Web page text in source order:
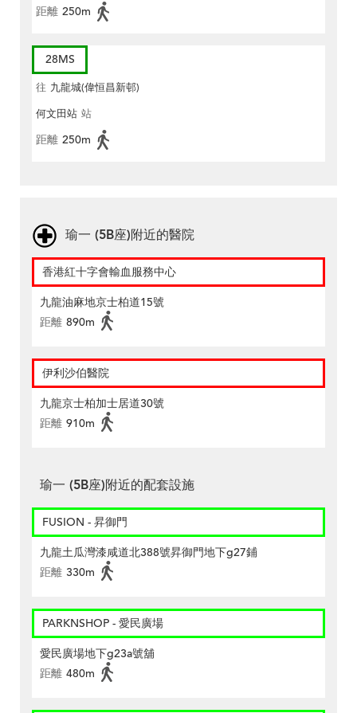
距離 250m
28MS
往 九龍城(偉恒昌新邨)
何文田站 站
距離 250m
瑜一 (5B座)附近的醫院
香港紅十字會輸血服務中心
九龍油麻地京士柏道15號
距離 890m
伊利沙伯醫院
九龍京士柏加士居道30號
距離 910m
瑜一 (5B座)附近的配套設施
FUSION - 昇御門
九龍土瓜灣漆咸道北388號昇御門地下g27鋪
距離 330m
PARKNSHOP - 愛民廣場
愛民廣場地下g23a號舖
距離 480m